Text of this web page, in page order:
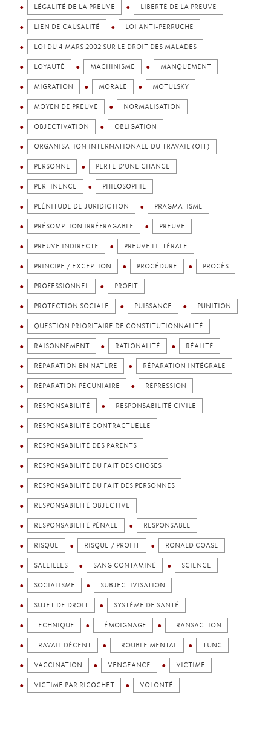
LÉGALITÉ DE LA PREUVE LIBERTÉ DE LA PREUVE
LIEN DE CAUSALITÉ LOI ANTI-PERRUCHE
LOI DU 4 MARS 2002 SUR LE DROIT DES MALADES
LOYAUTÉ MACHINISME MANQUEMENT
MIGRATION MORALE MOTULSKY
MOYEN DE PREUVE NORMALISATION
OBJECTIVATION OBLIGATION
ORGANISATION INTERNATIONALE DU TRAVAIL (OIT)
PERSONNE PERTE D’UNE CHANCE
PERTINENCE PHILOSOPHIE
PLÉNITUDE DE JURIDICTION PRAGMATISME
PRÉSOMPTION IRRÉFRAGABLE PREUVE
PREUVE INDIRECTE PREUVE LITTÉRALE
PRINCIPE / EXCEPTION PROCÉDURE PROCÈS
PROFESSIONNEL PROFIT
PROTECTION SOCIALE PUISSANCE PUNITION
QUESTION PRIORITAIRE DE CONSTITUTIONNALITÉ
RAISONNEMENT RATIONALITÉ RÉALITÉ
RÉPARATION EN NATURE RÉPARATION INTÉGRALE
RÉPARATION PÉCUNIAIRE RÉPRESSION
RESPONSABILITÉ RESPONSABILITÉ CIVILE
RESPONSABILITÉ CONTRACTUELLE
RESPONSABILITÉ DES PARENTS
RESPONSABILITÉ DU FAIT DES CHOSES
RESPONSABILITÉ DU FAIT DES PERSONNES
RESPONSABILITÉ OBJECTIVE
RESPONSABILITÉ PÉNALE RESPONSABLE
RISQUE RISQUE / PROFIT RONALD COASE
SALEILLES SANG CONTAMINÉ SCIENCE
SOCIALISME SUBJECTIVISATION
SUJET DE DROIT SYSTÈME DE SANTÉ
TECHNIQUE TÉMOIGNAGE TRANSACTION
TRAVAIL DÉCENT TROUBLE MENTAL TUNC
VACCINATION VENGEANCE VICTIME
VICTIME PAR RICOCHET VOLONTÉ